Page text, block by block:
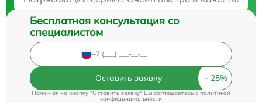
Бесплатная консультация со
специалистом
Оставить заявку
Нажимая на кнопку "Оставить заявку" Вы соглашаетесь cполитикой
конфиденциальности